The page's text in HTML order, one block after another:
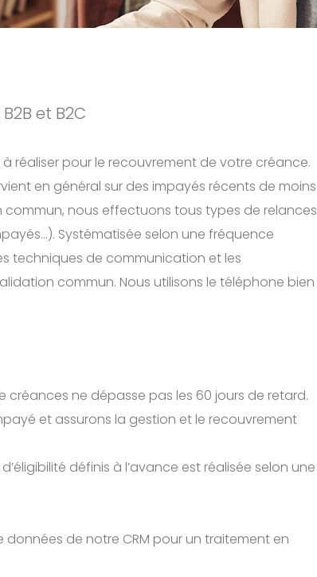
et B2C
réaliser pour le recouvrement de votre créance.
en général sur des impayés récents de moins
nous effectuons tous types de relances
Systématisée selon une fréquence
techniques de communication et les
commun. Nous utilisons le téléphone bien
créances ne dépasse pas les 60 jours de retard.
et assurons la gestion et le recouvrement
définis à l’avance est réalisée selon une
de notre CRM pour un traitement en